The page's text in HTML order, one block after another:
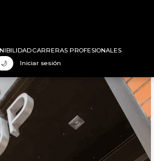
CARRERAS PROFESIONALES
🌙 Iniciar sesión
IDIOMA INICIAR SESIÓN